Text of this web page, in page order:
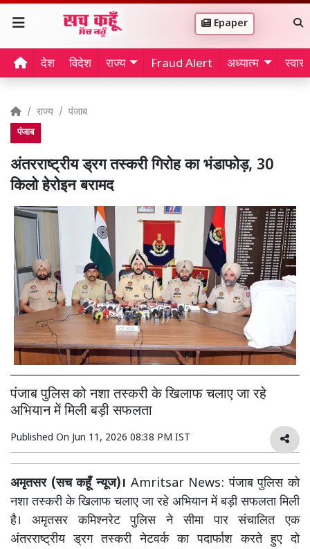
Epaper
देश विदेश राज्य Fraud Alert अध्यात्म
राज्य पंजाब
पंजाब
अंतरराष्ट्रीय ड्रग तस्करी गिरोह का भंडाफोड़, 30
किलो हेरोइन बरामद
पंजाब पुलिस को नशा तस्करी के खिलाफ चलाए जा रहे
अभियान में मिली बड़ी सफलता
Published On Jun 11, 2026 08:38 PM IST
अमृतसर (सच कहूँ न्यूज)। Amritsar News: पंजाब पुलिस को
नशा तस्करी के खिलाफ चलाए जा रहे अभियान में बड़ी सफलता मिली
है। अमृतसर कमिश्नरेट पुलिस ने सीमा पार संचालित एक
अंतरराष्ट्रीय ड्रग तस्करी नेटवर्क का पदार्फाश करते हुए दो